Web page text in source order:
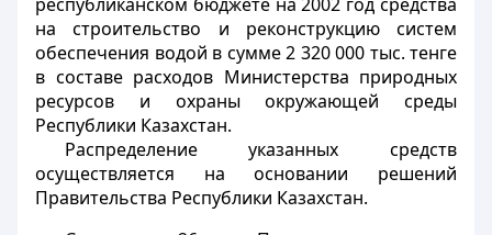
на строительство и реконструкцию систем
обеспечения водой в сумме 2 320 000 тыс. тенге
в составе расходов Министерства природных
ресурсов и охраны окружающей среды
Республики Казахстан.
Распределение указанных средств
осуществляется на основании решений
Правительства Республики Казахстан.